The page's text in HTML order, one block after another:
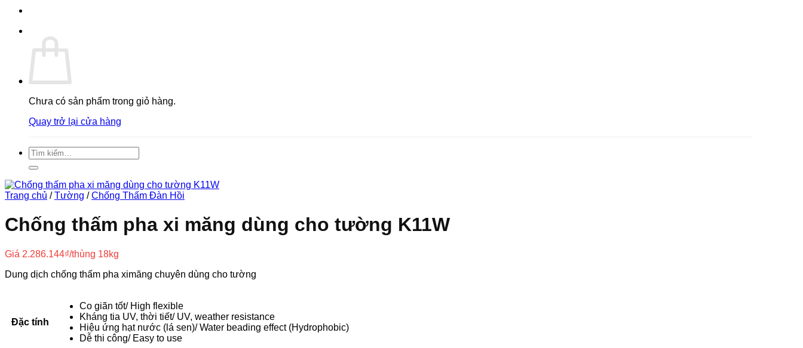
Chưa có sản phẩm trong giỏ hàng.
Quay trở lại cửa hàng
Tìm
kiếm:
Trang chủ / Tường / Chống Thấm Đàn Hồi
Chống thấm pha xi măng dùng cho tường K11W
Giá 2.286.144₫/thùng 18kg
Dung dịch chống thấm pha ximăng chuyên dùng cho tường
Đặc tính
Co giãn tốt/ High flexible
Kháng tia UV, thời tiết/ UV, weather resistance
Hiệu ứng hạt nước (lá sen)/ Water beading effect (Hydrophobic)
Dễ thi công/ Easy to use